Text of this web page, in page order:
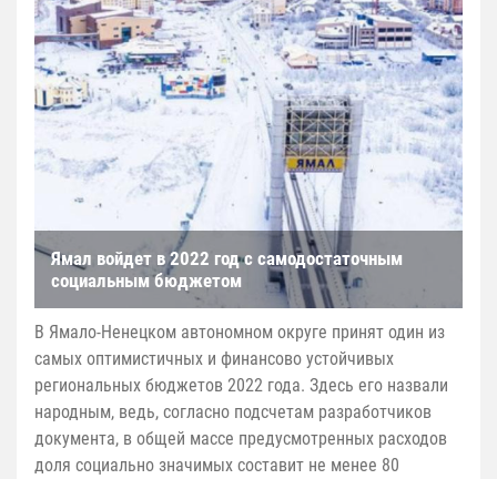
Ямал войдет в 2022 год с самодостаточным
социальным бюджетом
В Ямало-Ненецком автономном округе принят один из
самых оптимистичных и финансово устойчивых
региональных бюджетов 2022 года. Здесь его назвали
народным, ведь, согласно подсчетам разработчиков
документа, в общей массе предусмотренных расходов
доля социально значимых составит не менее 80